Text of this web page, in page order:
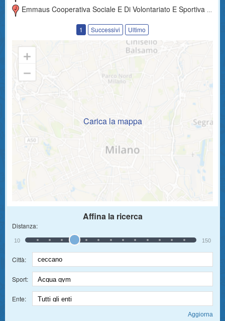
Emmaus Cooperativa Sociale E Di Volontariato E Sportiva Dilettantistica
1 Successivi Ultimo
Carica la mappa
Affina la ricerca
Distanza:
10 150
Città:
Sport:
Ente: